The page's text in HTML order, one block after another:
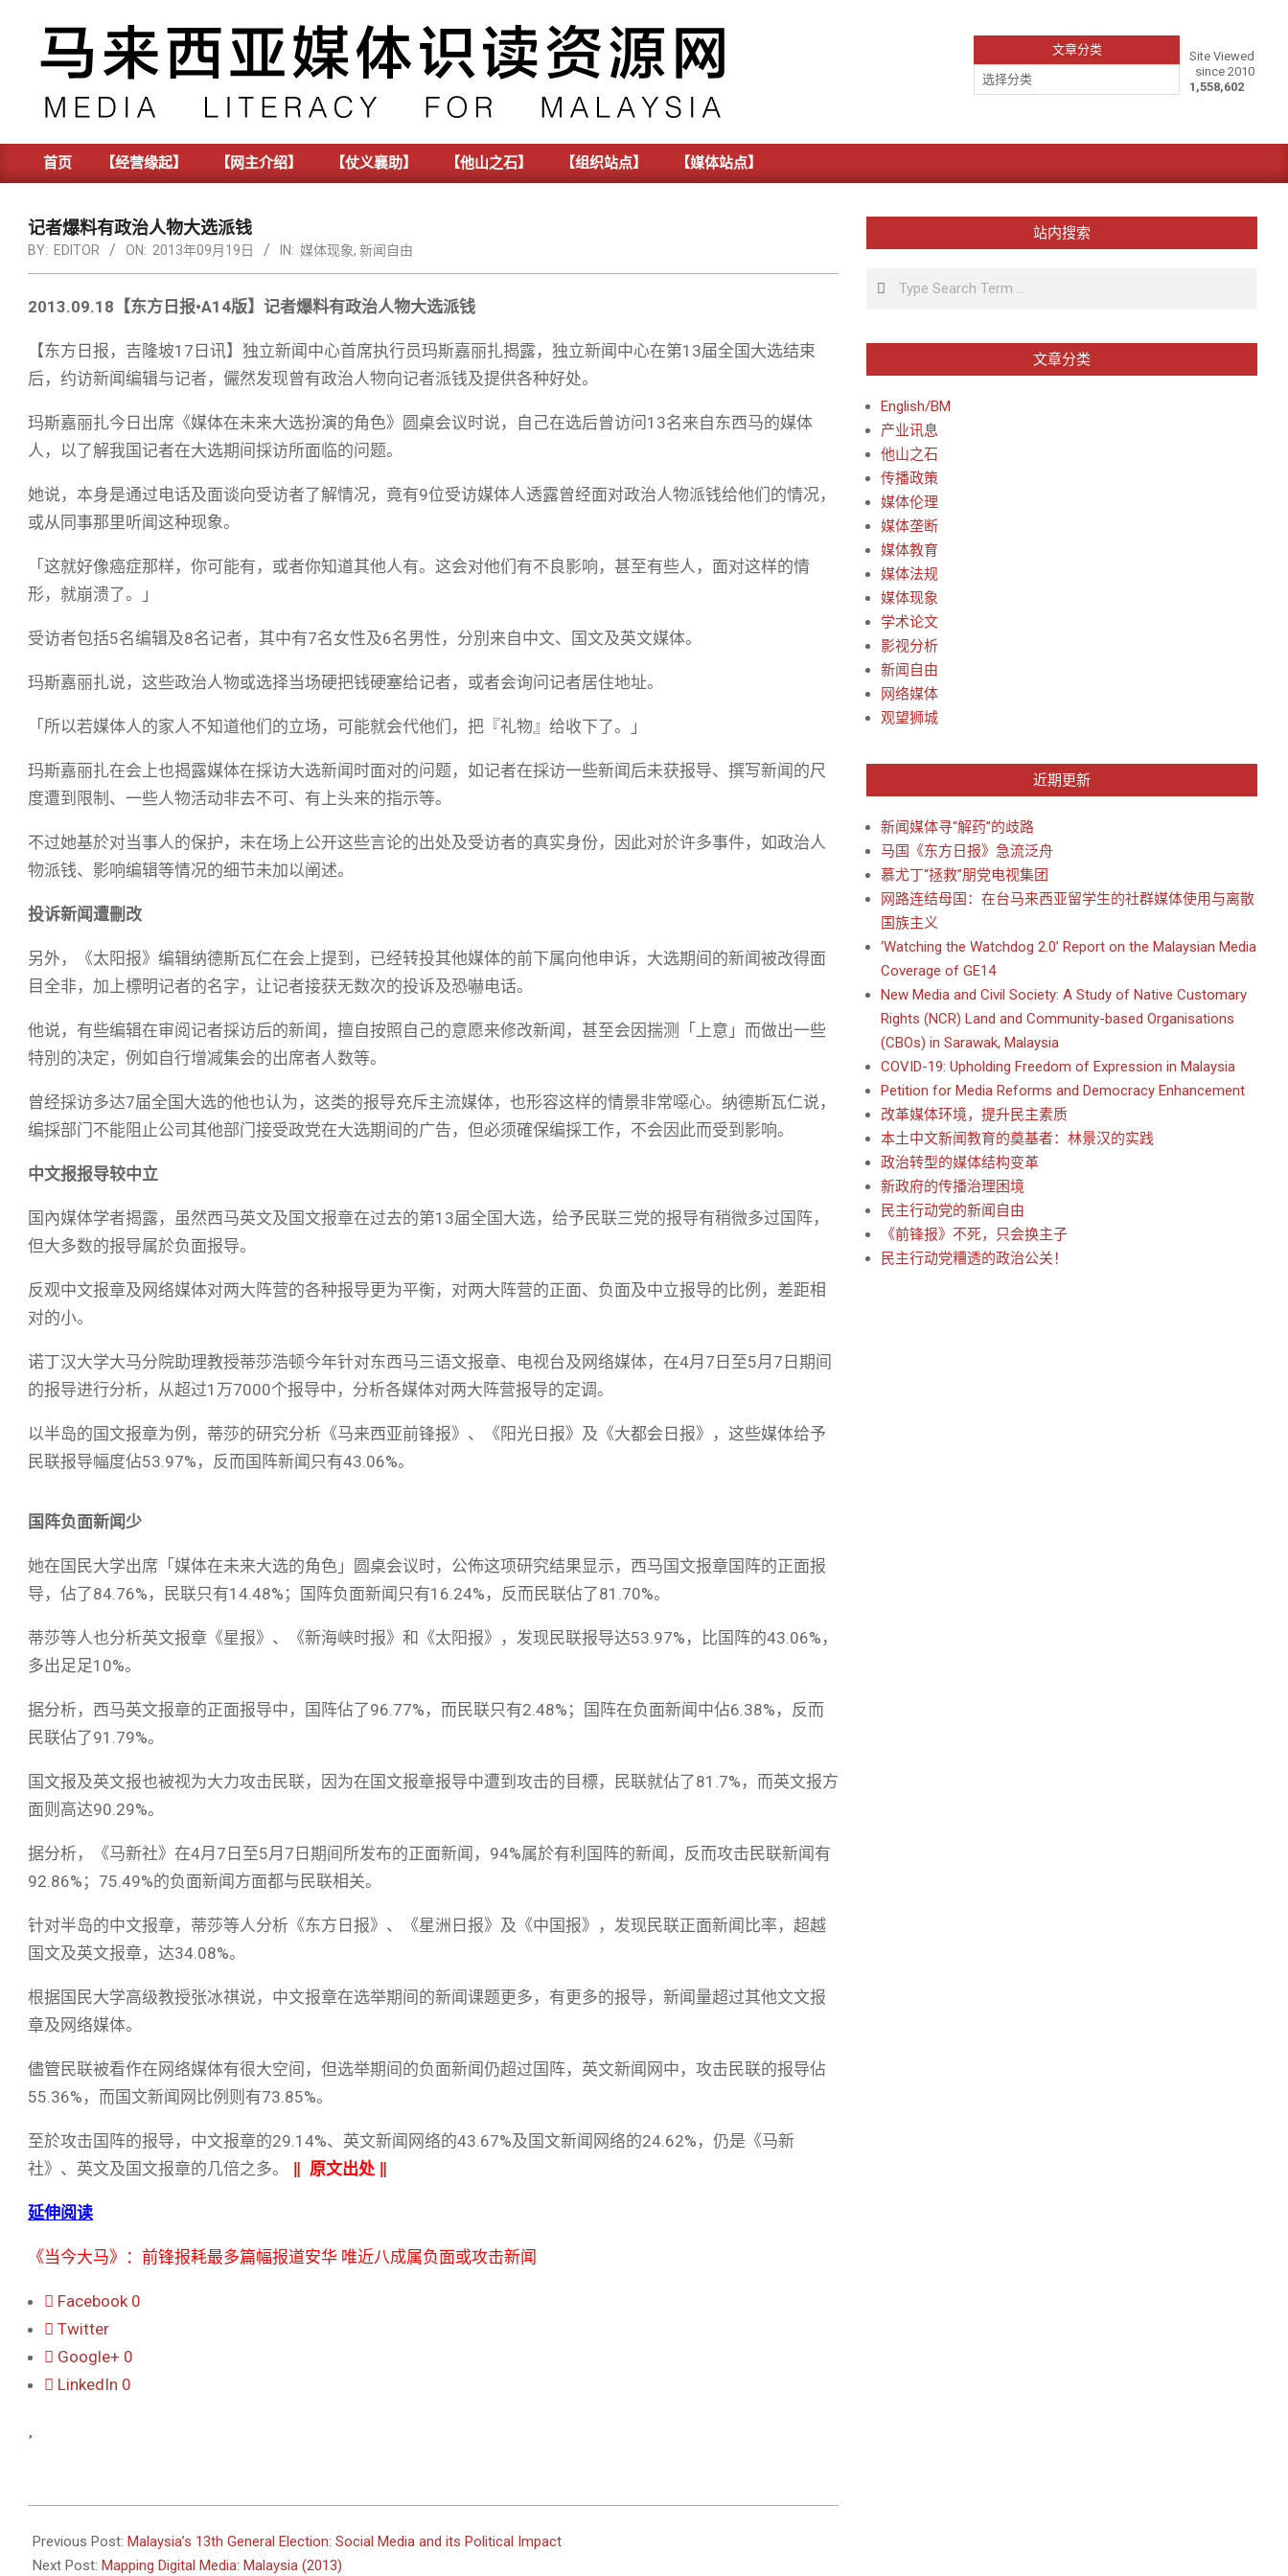
content
文章分类
文
章
Site Viewed
since 2010
1,558,602
Primary
Menu
首页 【经营缘起】 【网主介绍】 【仗义襄助】 【他山之石】 【组织站点】 【媒体站点】
记者爆料有政治人物大选派钱
BY: EDITOR ON: 2013年09月19日 IN: 媒体现象, 新闻自由
2013.09.18【东方日报•A14版】记者爆料有政治人物大选派钱
【东方日报，吉隆坡17日讯】独立新闻中心首席执行员玛斯嘉丽扎揭露，独立新闻中心在第13届全国大选结束
后，约访新闻编辑与记者，儼然发现曾有政治人物向记者派钱及提供各种好处。
玛斯嘉丽扎今日出席《媒体在未来大选扮演的角色》圆桌会议时说，自己在选后曾访问13名来自东西马的媒体
人，以了解我国记者在大选期间採访所面临的问题。
她说，本身是通过电话及面谈向受访者了解情况，竟有9位受访媒体人透露曾经面对政治人物派钱给他们的情况，
或从同事那里听闻这种现象。
「这就好像癌症那样，你可能有，或者你知道其他人有。这会对他们有不良影响，甚至有些人，面对这样的情
形，就崩溃了。」
受访者包括5名编辑及8名记者，其中有7名女性及6名男性，分別来自中文、国文及英文媒体。
玛斯嘉丽扎说，这些政治人物或选择当场硬把钱硬塞给记者，或者会询问记者居住地址。
「所以若媒体人的家人不知道他们的立场，可能就会代他们，把『礼物』给收下了。」
玛斯嘉丽扎在会上也揭露媒体在採访大选新闻时面对的问题，如记者在採访一些新闻后未获报导、撰写新闻的尺
度遭到限制、一些人物活动非去不可、有上头来的指示等。
不过她基於对当事人的保护，未在场上公开这些言论的出处及受访者的真实身份，因此对於许多事件，如政治人
物派钱、影响编辑等情况的细节未加以阐述。
投诉新闻遭刪改
另外，《太阳报》编辑纳德斯瓦仁在会上提到，已经转投其他媒体的前下属向他申诉，大选期间的新闻被改得面
目全非，加上標明记者的名字，让记者接获无数次的投诉及恐嚇电话。
他说，有些编辑在审阅记者採访后的新闻，擅自按照自己的意愿来修改新闻，甚至会因揣测「上意」而做出一些
特別的决定，例如自行增减集会的出席者人数等。
曾经採访多达7届全国大选的他也认为，这类的报导充斥主流媒体，也形容这样的情景非常噁心。纳德斯瓦仁说，
编採部门不能阻止公司其他部门接受政党在大选期间的广告，但必须確保编採工作，不会因此而受到影响。
中文报报导较中立
国內媒体学者揭露，虽然西马英文及国文报章在过去的第13届全国大选，给予民联三党的报导有稍微多过国阵，
但大多数的报导属於负面报导。
反观中文报章及网络媒体对两大阵营的各种报导更为平衡，对两大阵营的正面、负面及中立报导的比例，差距相
对的小。
诺丁汉大学大马分院助理教授蒂莎浩顿今年针对东西马三语文报章、电视台及网络媒体，在4月7日至5月7日期间
的报导进行分析，从超过1万7000个报导中，分析各媒体对两大阵营报导的定调。
以半岛的国文报章为例，蒂莎的研究分析《马来西亚前锋报》、《阳光日报》及《大都会日报》，这些媒体给予
民联报导幅度佔53.97%，反而国阵新闻只有43.06%。
国阵负面新闻少
她在国民大学出席「媒体在未来大选的角色」圆桌会议时，公佈这项研究结果显示，西马国文报章国阵的正面报
导，佔了84.76%，民联只有14.48%；国阵负面新闻只有16.24%，反而民联佔了81.70%。
蒂莎等人也分析英文报章《星报》、《新海峡时报》和《太阳报》，发现民联报导达53.97%，比国阵的43.06%，
多出足足10%。
据分析，西马英文报章的正面报导中，国阵佔了96.77%，而民联只有2.48%；国阵在负面新闻中佔6.38%，反而
民联佔了91.79%。
国文报及英文报也被视为大力攻击民联，因为在国文报章报导中遭到攻击的目標，民联就佔了81.7%，而英文报方
面则高达90.29%。
据分析，《马新社》在4月7日至5月7日期间所发布的正面新闻，94%属於有利国阵的新闻，反而攻击民联新闻有
92.86%；75.49%的负面新闻方面都与民联相关。
针对半岛的中文报章，蒂莎等人分析《东方日报》、《星洲日报》及《中国报》，发现民联正面新闻比率，超越
国文及英文报章，达34.08%。
根据国民大学高级教授张冰祺说，中文报章在选举期间的新闻课题更多，有更多的报导，新闻量超过其他文文报
章及网络媒体。
儘管民联被看作在网络媒体有很大空间，但选举期间的负面新闻仍超过国阵，英文新闻网中，攻击民联的报导佔
55.36%，而国文新闻网比例则有73.85%。
至於攻击国阵的报导，中文报章的29.14%、英文新闻网络的43.67%及国文新闻网络的24.62%，仍是《马新
社》、英文及国文报章的几倍之多。
原文出处‖
延伸阅读
《当今大马》：前锋报耗最多篇幅报道安华 唯近八成属负面或攻击新闻
Facebook 0
Twitter
Google+ 0
LinkedIn 0
09-
19
Previous Post: Malaysia’s 13th General Election: Social Media and its Political Impact
Next Post: Mapping Digital Media: Malaysia (2013)
站内搜索
文章分类
English/BM
产业讯息
他山之石
传播政策
媒体伦理
媒体垄断
媒体教育
媒体法规
媒体现象
学术论文
影视分析
新闻自由
网络媒体
观望狮城
近期更新
新闻媒体寻“解药”的歧路
马国《东方日报》急流泛舟
慕尤丁“拯救”朋党电视集团
网路连结母国：在台马来西亚留学生的社群媒体使用与离散
国族主义
‘Watching the Watchdog 2.0’ Report on the Malaysian Media
Coverage of GE14
New Media and Civil Society: A Study of Native Customary
Rights (NCR) Land and Community-based Organisations
(CBOs) in Sarawak, Malaysia
COVID-19: Upholding Freedom of Expression in Malaysia
Petition for Media Reforms and Democracy Enhancement
改革媒体环境，提升民主素质
本土中文新闻教育的奠基者：林景汉的实践
政治转型的媒体结构变革
新政府的传播治理困境
民主行动党的新闻自由
《前锋报》不死，只会换主子
民主行动党糟透的政治公关！